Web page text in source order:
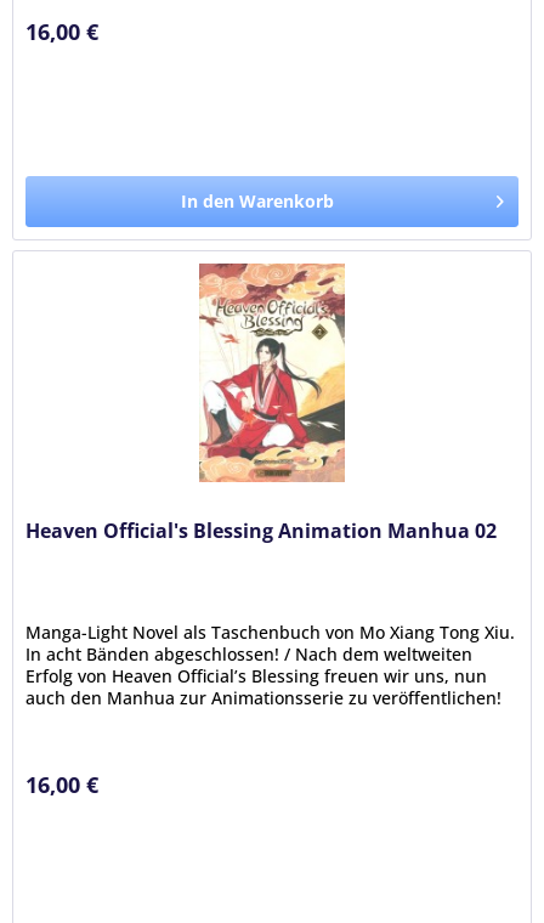
16,00 €
In den Warenkorb
Heaven Official's Blessing Animation Manhua 02
Manga-Light Novel als Taschenbuch von Mo Xiang Tong Xiu.
In acht Bänden abgeschlossen! / Nach dem weltweiten
Erfolg von Heaven Official’s Blessing freuen wir uns, nun
auch den Manhua zur Animationsserie zu veröffentlichen!
16,00 €